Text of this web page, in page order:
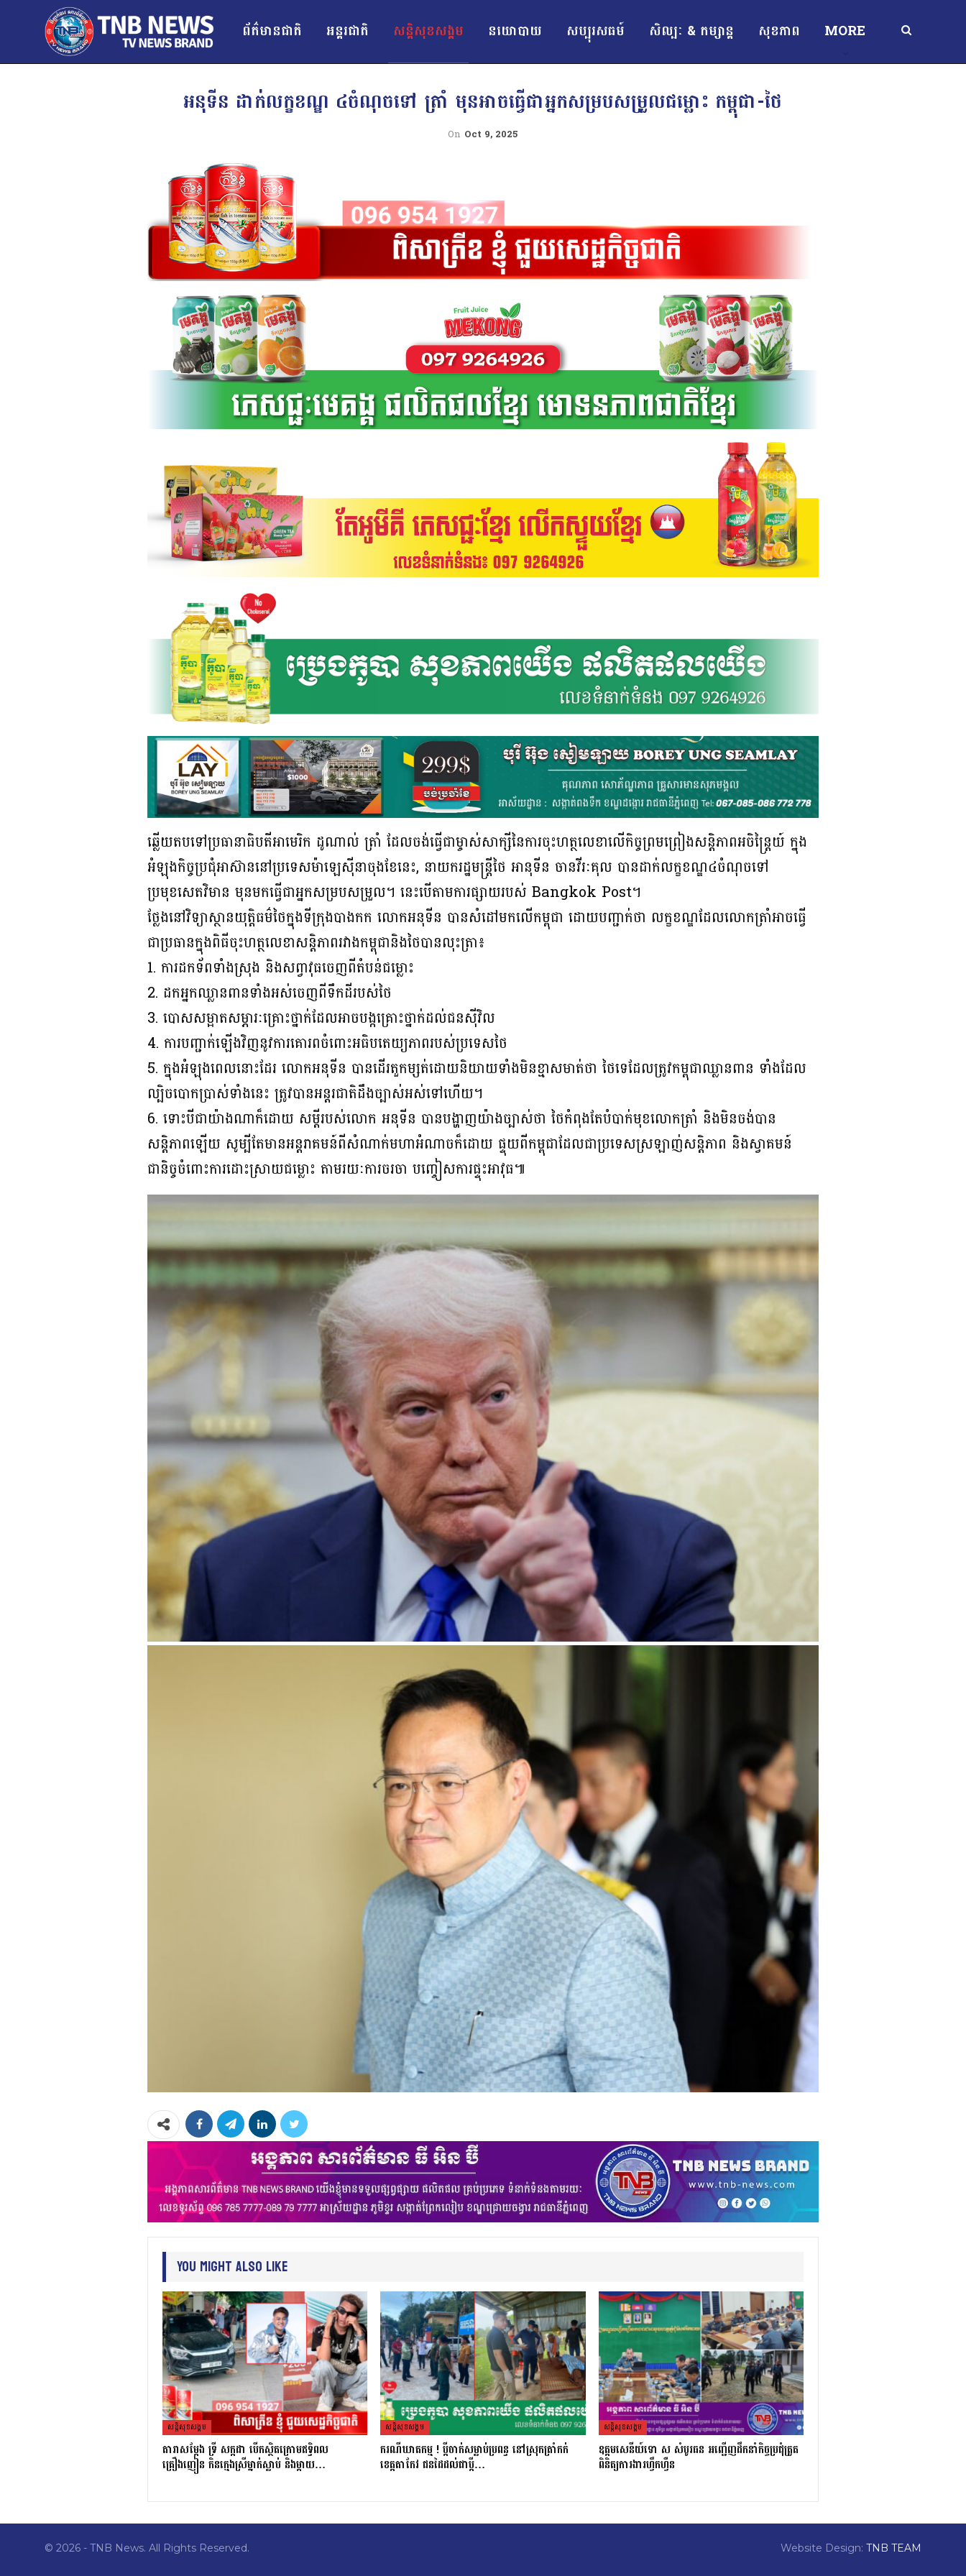
ព័ត៌មានជាតិ អន្ដរជាតិ សន្តិសុខសង្គម នយោបាយ សប្បុរសធម៍ សិល្បៈ & កម្សាន្ត សុខភាព MORE
អនុទីន ដាក់លក្ខខណ្ឌ ៤ចំណុចទៅ ត្រាំ មុនអាចធ្វើជាអ្នកសម្របសម្រួលជម្លោះ កម្ពុជា-ថៃ
On Oct 9, 2025
ឆ្លើយតបទៅប្រធានាធិបតីអាមេរិក ដូណាល់ ត្រាំ ដែលចង់ធ្វើជាម្ចាស់សាក្សីនៃការចុះហត្ថលេខាលើកិច្ចព្រមព្រៀងសន្តិភាពអចិន្ត្រៃយ៍ ក្នុង
អំឡុងកិច្ចប្រជុំអាស៊ាននៅប្រទេសម៉ាឡេស៊ីនាចុងខែនេះ, នាយករដ្ឋមន្ត្រីថៃ អានុទីន ចានវីរៈគុល បានដាក់លក្ខខណ្ឌ៤ចំណុចទៅ
ប្រមុខសេតវិមាន មុនមកធ្វើជាអ្នកសម្របសម្រួល។ នេះបើតាមការផ្សាយរបស់ Bangkok Post។
ថ្លែងនៅវិទ្យាស្ថានយុត្តិធម៌ថៃក្នុងទីក្រុងបាងកក លោកអនុទីន បានសំដៅមកលើកម្ពុជា ដោយបញ្ជាក់ថា លក្ខខណ្ឌដែលលោកត្រាំអាចធ្វើ
ជាប្រធានក្នុងពិធីចុះហត្ថលេខាសន្តិភាពរវាងកម្ពុជានិងថៃបានលុះត្រា៖
1. ការដកទ័ពទាំងស្រុង និងសព្វាវុធចេញពីតំបន់ជម្លោះ
2. ដកអ្នកឈ្លានពានទាំងអស់ចេញពីទឹកដីរបស់ថៃ
3. បោសសម្អាតសម្ភារៈគ្រោះថ្នាក់ដែលអាចបង្កគ្រោះថ្នាក់ដល់ជនស៊ីវិល
4. ការបញ្ជាក់ឡើងវិញនូវការគោរពចំពោះអធិបតេយ្យភាពរបស់ប្រទេសថៃ
5. ក្នុងអំឡុងពេលនោះដែរ លោកអនុទីន បានដើរតួកម្សត់ដោយនិយាយទាំងមិនខ្មាសមាត់ថា ថៃទេដែលត្រូវកម្ពុជាឈ្លានពាន ទាំងដែល
ល្បិចបោកប្រាស់ទាំងនេះ ត្រូវបានអន្តរជាតិដឹងច្បាស់អស់ទៅហើយ។
6. ទោះបីជាយ៉ាងណាក៏ដោយ សម្តីរបស់លោក អនុទីន បានបង្ហាញយ៉ាងច្បាស់ថា ថៃកំពុងតែបំបាក់មុខលោកត្រាំ និងមិនចង់បាន
សន្តិភាពឡើយ សូម្បីតែមានអន្តរាគមន៍ពីសំណាក់មហាអំណាចក៏ដោយ ផ្ទុយពីកម្ពុជាដែលជាប្រទេសស្រឡាញ់សន្តិភាព និងស្វាគមន៍
ជានិច្ចចំពោះការដោះស្រាយជម្លោះ តាមរយៈការចរចា បញ្ចៀសការផ្ទុះអាវុធ៕
You Might Also Like
សន្តិសុខសង្គម
តារាសម្ដែង ទ្រី សក្កដា បើកស្ថិតក្រោមឥទ្ធិពល
គ្រឿងញៀន កិនក្មេងស្រីម្នាក់ស្លាប់ និងម្ដាយ…
សន្តិសុខសង្គម
ករណីឃាតកម្ម ! ប្ដីចាក់សម្លាប់ប្រពន្ធ នៅស្រុកត្រាំកក់
ខេត្តតាកែវ ជនដៃដល់ជាប្ដី…
សន្តិសុខសង្គម
ឧត្តមសេនីយ៍ទោ ស សំបូរធន អញ្ជើញដឹកនាំកិច្ចប្រជុំត្រួត
ពិនិត្យ​ការងារហ្វឹកហ្វឺន
© 2026 - TNB News. All Rights Reserved. Website Design: TNB TEAM